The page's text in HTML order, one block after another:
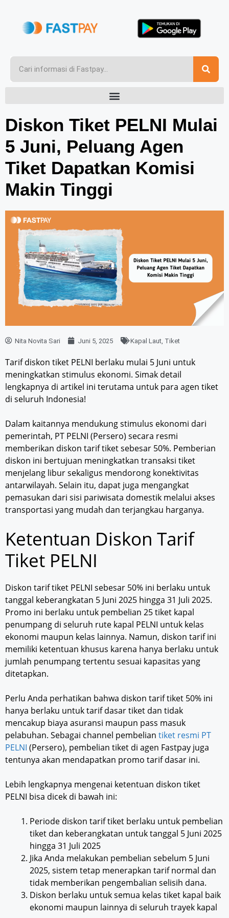
Diskon Tiket PELNI Mulai
5 Juni, Peluang Agen
Tiket Dapatkan Komisi
Makin Tinggi
Nita Novita Sari Juni 5, 2025 Kapal Laut Tiket
Tarif diskon tiket PELNI berlaku mulai 5 Juni untuk
meningkatkan stimulus ekonomi. Simak detail
lengkapnya di artikel ini terutama untuk para agen tiket
di seluruh Indonesia!
Dalam kaitannya mendukung stimulus ekonomi dari
pemerintah, PT PELNI (Persero) secara resmi
memberikan diskon tarif tiket sebesar 50%. Pemberian
diskon ini bertujuan meningkatkan transaksi tiket
menjelang libur sekaligus mendorong konektivitas
antarwilayah. Selain itu, dapat juga mengangkat
pemasukan dari sisi pariwisata domestik melalui akses
transportasi yang mudah dan terjangkau harganya.
Ketentuan Diskon Tarif
Tiket PELNI
Diskon tarif tiket PELNI sebesar 50% ini berlaku untuk
tanggal keberangkatan 5 Juni 2025 hingga 31 Juli 2025.
Promo ini berlaku untuk pembelian 25 tiket kapal
penumpang di seluruh rute kapal PELNI untuk kelas
ekonomi maupun kelas lainnya. Namun, diskon tarif ini
memiliki ketentuan khusus karena hanya berlaku untuk
jumlah penumpang tertentu sesuai kapasitas yang
ditetapkan.
Perlu Anda perhatikan bahwa diskon tarif tiket 50% ini
hanya berlaku untuk tarif dasar tiket dan tidak
mencakup biaya asuransi maupun pass masuk
pelabuhan. Sebagai channel pembelian tiket resmi PT
PELNI (Persero), pembelian tiket di agen Fastpay juga
tentunya akan mendapatkan promo tarif dasar ini.
Lebih lengkapnya mengenai ketentuan diskon tiket
PELNI bisa dicek di bawah ini:
Periode diskon tarif tiket berlaku untuk pembelian
tiket dan keberangkatan untuk tanggal 5 Juni 2025
hingga 31 Juli 2025
Jika Anda melakukan pembelian sebelum 5 Juni
2025, sistem tetap menerapkan tarif normal dan
tidak memberikan pengembalian selisih dana.
Diskon berlaku untuk semua kelas tiket kapal baik
ekonomi maupun lainnya di seluruh trayek kapal